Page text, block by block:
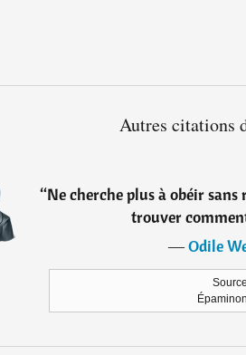
Autres citations
“Ne cherche plus à obéir
trouver
―Odile